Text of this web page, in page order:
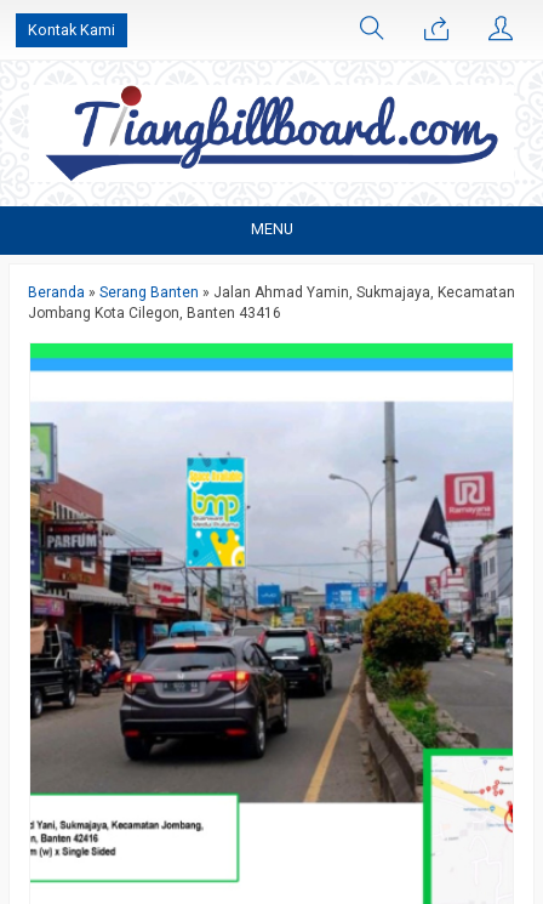
Kontak Kami
MENU
Beranda » Serang Banten » Jalan Ahmad Yamin, Sukmajaya, Kecamatan
Jombang Kota Cilegon, Banten 43416